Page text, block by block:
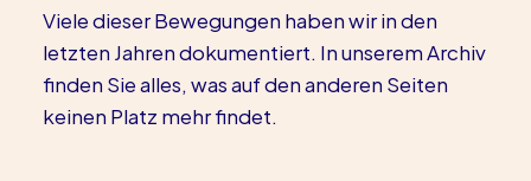
Viele dieser Bewegungen haben wir in den
letzten Jahren dokumentiert. In unserem Archiv
finden Sie alles, was auf den anderen Seiten
keinen Platz mehr findet.